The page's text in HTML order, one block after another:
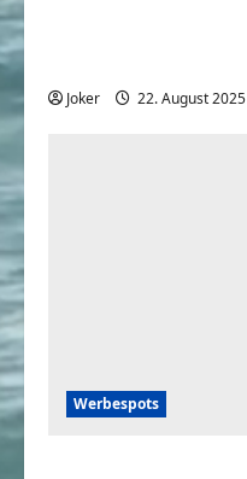
Joker 22. August 2025
Werbespots